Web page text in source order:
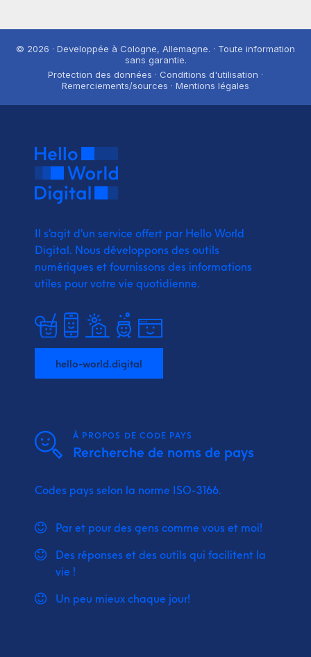
© 2026 · Developpée à Cologne, Allemagne. · Toute information
sans garantie.
Protection des données · Conditions d'utilisation ·
Remerciements/sources · Mentions légales
Il s'agit d'un service offert par Hello World
Digital. Nous développons des outils
numériques et fournissons des informations
utiles pour votre vie quotidienne.
hello-world.digital
À PROPOS DE CODE PAYS
Rercherche de noms de pays
Codes pays selon la norme ISO-3166.
Par et pour des gens comme vous et moi!
Des réponses et des outils qui facilitent la
vie !
Un peu mieux chaque jour!